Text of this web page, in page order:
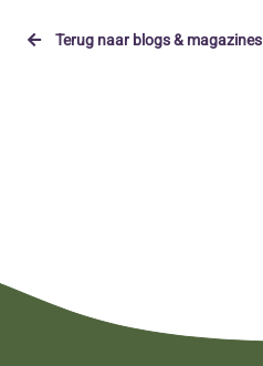
Terug naar blogs & magazines